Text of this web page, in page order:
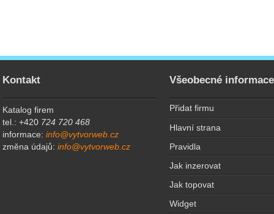
Kontakt
Katalog firem
tel.: +420 724 720 468
informace:info@vytvorweb.cz
změna údajů:info@vytvorweb.cz
Všeobecné informace
Přidat firmu
Hlavní strana
Pravidla
Jak inzerovat
Jak topovat
Widget